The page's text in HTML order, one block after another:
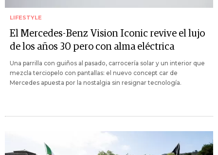
LIFESTYLE
El Mercedes-Benz Vision Iconic revive el lujo
de los años 30 pero con alma eléctrica
Una parrilla con guiños al pasado, carrocería solar y un interior que
mezcla terciopelo con pantallas: el nuevo concept car de
Mercedes apuesta por la nostalgia sin resignar tecnología.